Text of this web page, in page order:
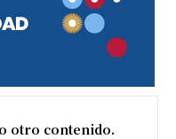
otro contenido.